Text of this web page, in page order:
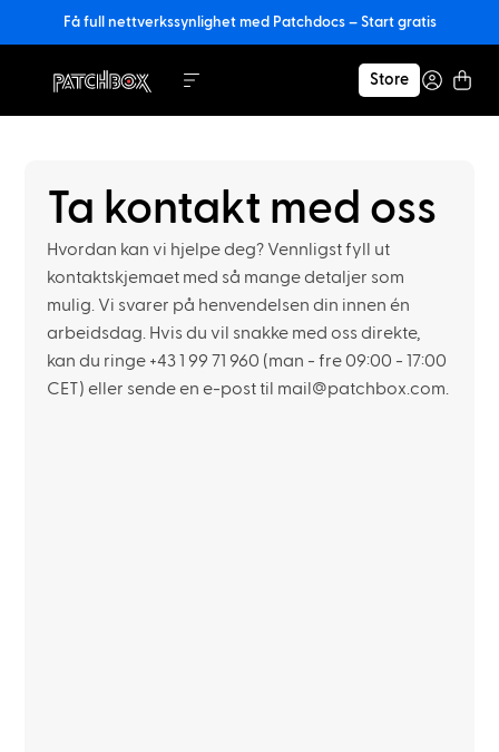
Få full nettverkssynlighet med Patchdocs – Start gratis
Store
Ta kontakt med oss
Hvordan kan vi hjelpe deg? Vennligst fyll ut
kontaktskjemaet med så mange detaljer som
mulig. Vi svarer på henvendelsen din innen én
arbeidsdag. Hvis du vil snakke med oss direkte,
kan du ringe +43 1 99 71 960 (man - fre 09:00 - 17:00
CET) eller sende en e-post til mail@patchbox.com.